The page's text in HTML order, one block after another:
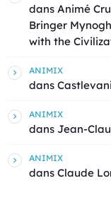
dans Animé
Bringer
with the
ANIMIX
dans
ANIMIX
dans Jean-
ANIMIX
dans Claude